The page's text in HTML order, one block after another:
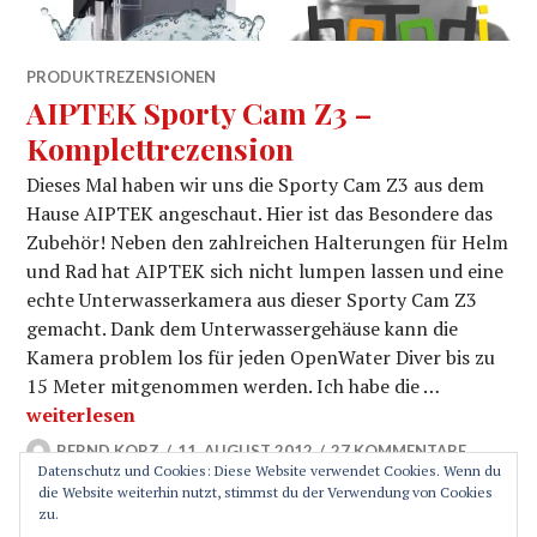
PRODUKTREZENSIONEN
AIPTEK Sporty Cam Z3 –
Komplettrezension
Dieses Mal haben wir uns die Sporty Cam Z3 aus dem
Hause AIPTEK angeschaut. Hier ist das Besondere das
Zubehör! Neben den zahlreichen Halterungen für Helm
und Rad hat AIPTEK sich nicht lumpen lassen und eine
echte Unterwasserkamera aus dieser Sporty Cam Z3
gemacht. Dank dem Unterwassergehäuse kann die
Kamera problem los für jeden OpenWater Diver bis zu
15 Meter mitgenommen werden. Ich habe die …
AIPTEK Sporty Cam Z3 – Komplettrezension
weiterlesen
BERND KORZ 11. AUGUST 2012 27 KOMMENTARE
Datenschutz und Cookies: Diese Website verwendet Cookies. Wenn du
die Website weiterhin nutzt, stimmst du der Verwendung von Cookies
zu.